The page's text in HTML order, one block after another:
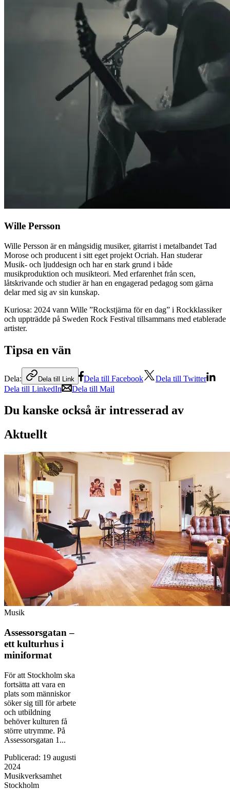
Wille Persson
Wille Persson är en mångsidig musiker, gitarrist i metalbandet Tad
Morose och producent i sitt eget projekt Ocriah. Han studerar
Musik- och ljuddesign och har en stark grund i både
musikproduktion och musikteori. Med erfarenhet från scen,
låtskrivande och studier är han en engagerad pedagog som gärna
delar med sig av sin kunskap.
Kuriosa: 2024 vann Wille ”Rockstjärna för en dag” i Rockklassiker
och uppträdde på Sweden Rock Festival tillsammans med etablerade
artister.
Tipsa en vän
Dela: Dela till Link Dela till Facebook
Dela till Twitter
Dela till LinkedIn
Dela till Mail
Du kanske också är intresserad av
Aktuellt
Musik
Assessorsgatan –
ett kulturhus i
miniformat
För att Stockholm ska
fortsätta att vara en
plats som människor
söker sig till för arbete
och utbildning
behöver kulturen få
större utrymme. På
Assessorsgatan 1...
Publicerad: 19 augusti
2024
Musikverksamhet
Stockholm